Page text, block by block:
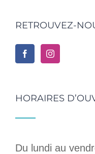
RETROUVEZ-
HORAIRES
Du lundi au